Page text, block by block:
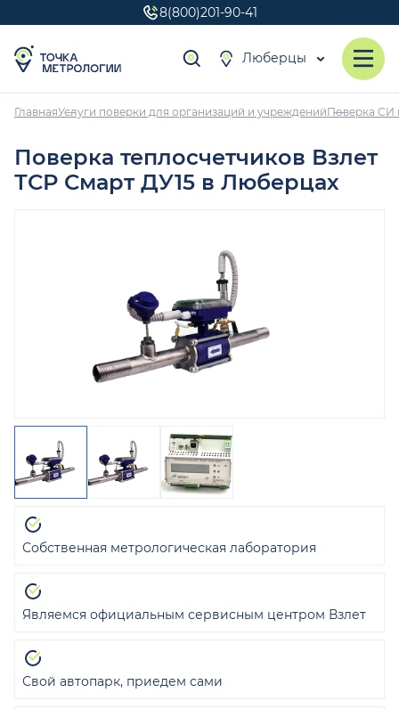
8(800)201-90-41
Люберцы
ГлавнаяУслуги поверки для организаций и учрежденийПоверка СИ
Поверка теплосчетчиков Взлет
ТСР Смарт ДУ15 в Люберцах
Собственная метрологическая лаборатория
Являемся официальным сервисным центром Взлет
Свой автопарк, приедем сами